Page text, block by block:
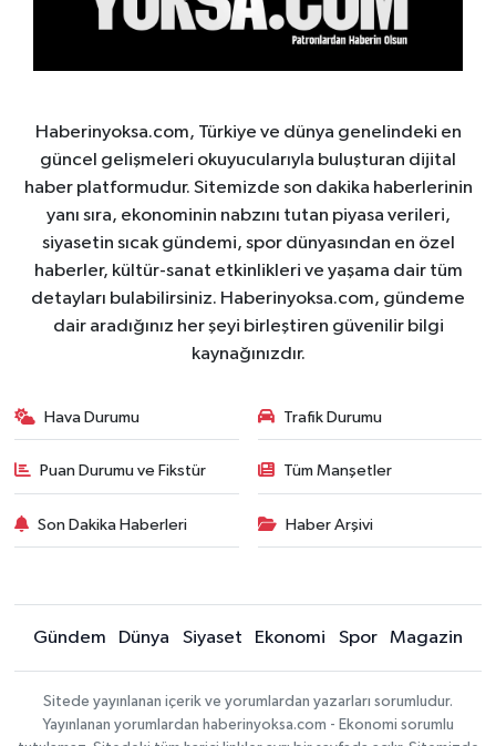
Haberinyoksa.com, Türkiye ve dünya genelindeki en
güncel gelişmeleri okuyucularıyla buluşturan dijital
haber platformudur. Sitemizde son dakika haberlerinin
yanı sıra, ekonominin nabzını tutan piyasa verileri,
siyasetin sıcak gündemi, spor dünyasından en özel
haberler, kültür-sanat etkinlikleri ve yaşama dair tüm
detayları bulabilirsiniz. Haberinyoksa.com, gündeme
dair aradığınız her şeyi birleştiren güvenilir bilgi
kaynağınızdır.
Hava Durumu Trafik Durumu
Puan Durumu ve Fikstür Tüm Manşetler
Son Dakika Haberleri Haber Arşivi
Gündem Dünya Siyaset Ekonomi Spor Magazin
Sitede yayınlanan içerik ve yorumlardan yazarları sorumludur.
Yayınlanan yorumlardan haberinyoksa.com - Ekonomi sorumlu